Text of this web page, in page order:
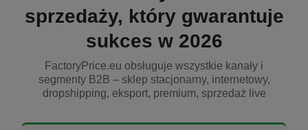
sprzedaży, który gwarantuje
sukces w 2026
FactoryPrice.eu obsługuje wszystkie kanały i
segmenty B2B – sklep stacjonarny, internetowy,
dropshipping, eksport, premium, sprzedaż live